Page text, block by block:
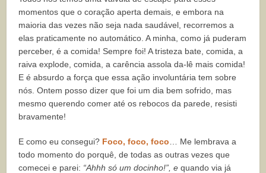
momentos que o coração aperta demais, e embora na
maioria das vezes não seja nada saudável, recorremos a
elas praticamente no automático. A minha, como já puderam
perceber, é a comida! Sempre foi! A tristeza bate, comida, a
raiva explode, comida, a carência assola da-lê mais comida!
E é absurdo a força que essa ação involuntária tem sobre
nós. Ontem posso dizer que foi um dia bem sofrido, mas
mesmo querendo comer até os rebocos da parede, resisti
bravamente!
E como eu consegui? Foco, foco, foco … Me lembrava a
todo momento do porquê, de todas as outras vezes que
comecei e parei: “Ahhh só um docinho!”, equando via já